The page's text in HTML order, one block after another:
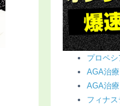
プロペシ
AGA治
AGA治
フィナ